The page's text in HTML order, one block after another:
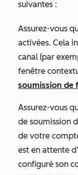
suivantes :
Assurez-vous
activées. Cela
canal (par
fenêtre
soumission de
Assurez-vous
de soumission
de votre
est en attente
configuré son